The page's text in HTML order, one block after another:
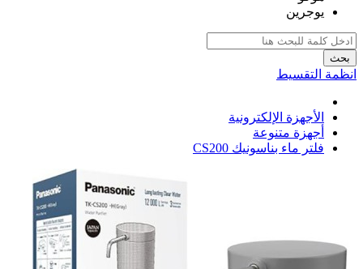
يوجرين
بحث
انظمة التقسيط
الأجهزة الإلكترونية
أجهزة متنوعة
فلتر ماء بناسونيك CS200